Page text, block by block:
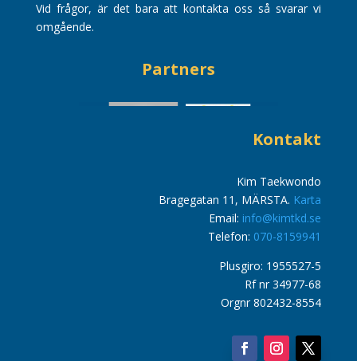
Vid frågor, är det bara att kontakta oss så svarar vi
omgående.
Partners
Kontakt
Kim Taekwondo
Bragegatan 11, MÄRSTA. Karta
Email: info@kimtkd.se
Telefon: 070-8159941
Plusgiro: 1955527-5
Rf nr 34977-68
Orgnr 802432-8554